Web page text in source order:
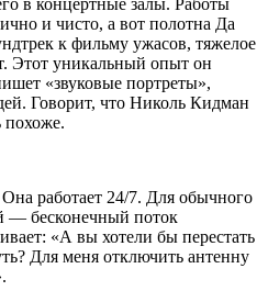
и чисто, а вот полотна Да
к фильму ужасов, тяжелое
Этот уникальный опыт он
«звуковые портреты»,
Говорит, что Николь Кидман
похоже.
работает 24/7. Для обычного
— бесконечный поток
«А вы хотели бы перестать
Для меня отключить антенну